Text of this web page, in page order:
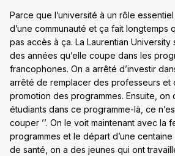
Parce que l’université à un rôle
d’une communauté et ça fait longtemps
pas accès à ça. La Laurentian
des années qu’elle coupe dans les
francophones. On a arrêté d’investir
arrêté de remplacer des professeurs et
promotion des programmes. Ensuite, on
étudiants dans ce programme-là, ce
couper ’’. On le voit maintenant avec la
programmes et le départ d’une
de santé, on a des jeunes qui ont